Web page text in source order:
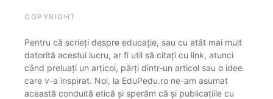
COPYRIGHT
Pentru că scrieți despre educație, sau cu atât mai mult
datorită acestui lucru, ar fi util să citați cu link, atunci
când preluați un articol, părți dintr-un articol sau o idee
care v-a inspirat. Noi, la EduPedu.ro ne-am asumat
această conduită etică și sperăm că și publicațiile cu